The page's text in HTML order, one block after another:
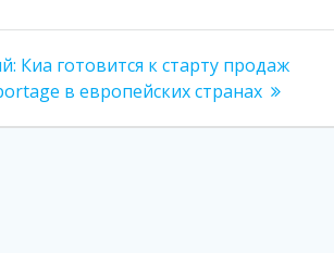
Следующая
запись:
Киа готовится к старту продаж
в европейских странах